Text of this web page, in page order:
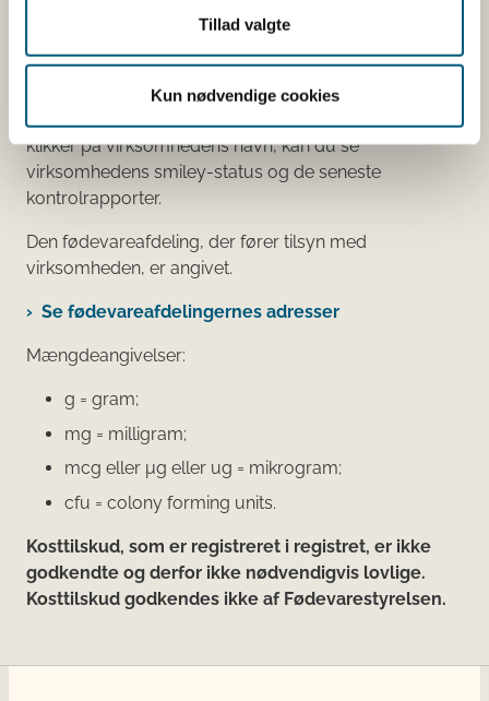
Tillad valgte
Kun nødvendige cookies
Du kan som forbruger læse mere om kosttilskud
her
Du kan også finde kontaktoplysninger på den
virksomhed, som har anmeldt produktet. Hvis du
klikker på virksomhedens navn, kan du se
virksomhedens smiley-status og de seneste
kontrolrapporter.
Den fødevareafdeling, der fører tilsyn med
virksomheden, er angivet.
Se fødevareafdelingernes adresser
Mængdeangivelser:
g = gram;
mg = milligram;
mcg eller μg eller ug = mikrogram;
cfu = colony forming units.
Kosttilskud, som er registreret i registret, er ikke
godkendte og derfor ikke nødvendigvis lovlige.
Kosttilskud godkendes ikke af Fødevarestyrelsen.